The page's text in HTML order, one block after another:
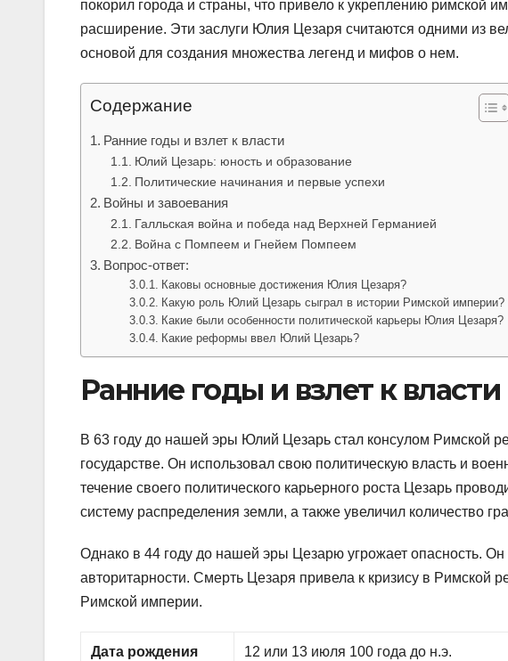
покорил города и страны, что привело к укреплению римской
расширение. Эти заслуги Юлия Цезаря считаются одними из
основой для создания множества легенд и мифов о нем.
Содержание
Ранние годы и взлет к власти
Юлий Цезарь: юность и образование
Политические начинания и первые успехи
Войны и завоевания
Галльская война и победа над Верхней Германией
Война с Помпеем и Гнейем Помпеем
Вопрос-ответ:
Каковы основные достижения Юлия Цезаря?
Какую роль Юлий Цезарь сыграл в истории Римской империи?
Какие были особенности политической карьеры Юлия Цезаря?
Какие реформы ввел Юлий Цезарь?
Ранние годы и взлет к власти
В 63 году до нашей эры Юлий Цезарь стал консулом Римской
государстве. Он использовал свою политическую власть и
течение своего политического карьерного роста Цезарь
систему распределения земли, а также увеличил количество
Однако в 44 году до нашей эры Цезарю угрожает опасность. Он
авторитарности. Смерть Цезаря привела к кризису в Римской
Римской империи.
Дата рождения 12 или 13 июля 100 года до н.э.